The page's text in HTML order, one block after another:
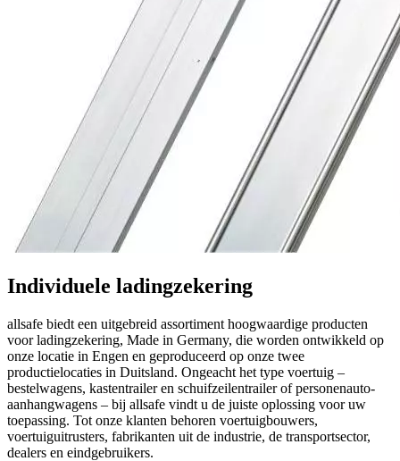
Individuele ladingzekering
allsafe biedt een uitgebreid assortiment hoogwaardige producten
voor ladingzekering, Made in Germany, die worden ontwikkeld op
onze locatie in Engen en geproduceerd op onze twee
productielocaties in Duitsland. Ongeacht het type voertuig –
bestelwagens, kastentrailer en schuifzeilentrailer of personenauto-
aanhangwagens – bij allsafe vindt u de juiste oplossing voor uw
toepassing. Tot onze klanten behoren voertuigbouwers,
voertuiguitrusters, fabrikanten uit de industrie, de transportsector,
dealers en eindgebruikers.